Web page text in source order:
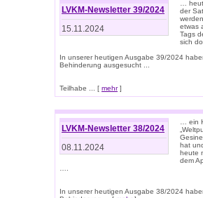
LVKM-Newsletter 39/2024
15.11.2024
…
der
etwas
Tags
sich
In unserer heutigen Ausgabe 39/2024
Behinderung ausgesucht ...
Teilhabe ... [ mehr]
LVKM-Newsletter 38/2024
08.11.2024
… ein
hat
heute
dem
In unserer heutigen Ausgabe 38/2024